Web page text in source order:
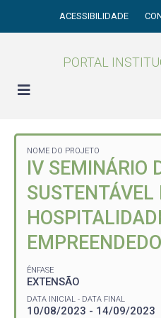
ACESSIBILIDADE
PORTAL
NOME DO PROJETO
IV SEMINÁRIO
SUSTENTÁVEL
ÊNFASE
EXTENSÃO
DATA INICIAL - DATA FINAL
10/08/2023 - 14/09/2023